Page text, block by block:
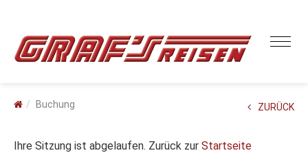
Buchung ZURÜCK
Ihre Sitzung ist abgelaufen. Zurück zur Startseite